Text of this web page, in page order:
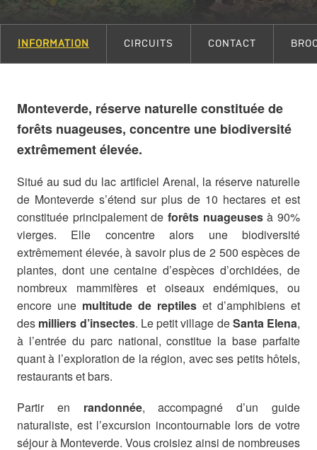
INFORMATION CIRCUITS CONTACT
Monteverde, réserve naturelle constituée de
forêts nuageuses, concentre une biodiversité
extrêmement élevée.
Situé au sud du lac artificiel Arenal, la réserve naturelle
de Monteverde s’étend sur plus de 10 hectares et est
constituée principalement de forêts nuageusesà 90%
vierges. Elle concentre alors une biodiversité
extrêmement élevée, à savoir plus de 2 500 espèces de
plantes, dont une centaine d’espèces d’orchidées, de
nombreux mammifères et oiseaux endémiques, ou
encore une multitude de reptiles et d’amphibiens et
des milliers d’insectes. Le petit village deSanta Elena,
à l’entrée du parc national, constitue la base parfaite
quant à l’exploration de la région, avec ses petits hôtels,
restaurants et bars.
Partir en randonnée, accompagné d’un guide
naturaliste, est l’excursion incontournable lors de votre
séjour à Monteverde. Vous croisiez ainsi de nombreuses